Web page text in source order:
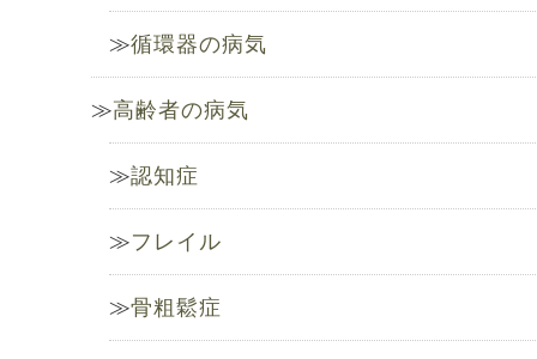
循環器の病気
高齢者の病気
認知症
フレイル
骨粗鬆症